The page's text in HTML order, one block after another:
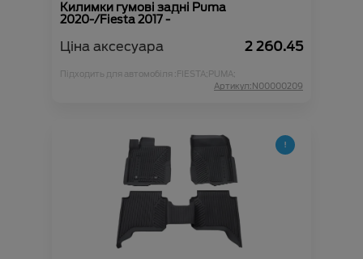
Килимки гумові задні Puma
2020-/Fiesta 2017 -
Ціна аксесуара 2 260.45
Підходить для автомобіля :FIESTA;PUMA;
Артикул:N00000209